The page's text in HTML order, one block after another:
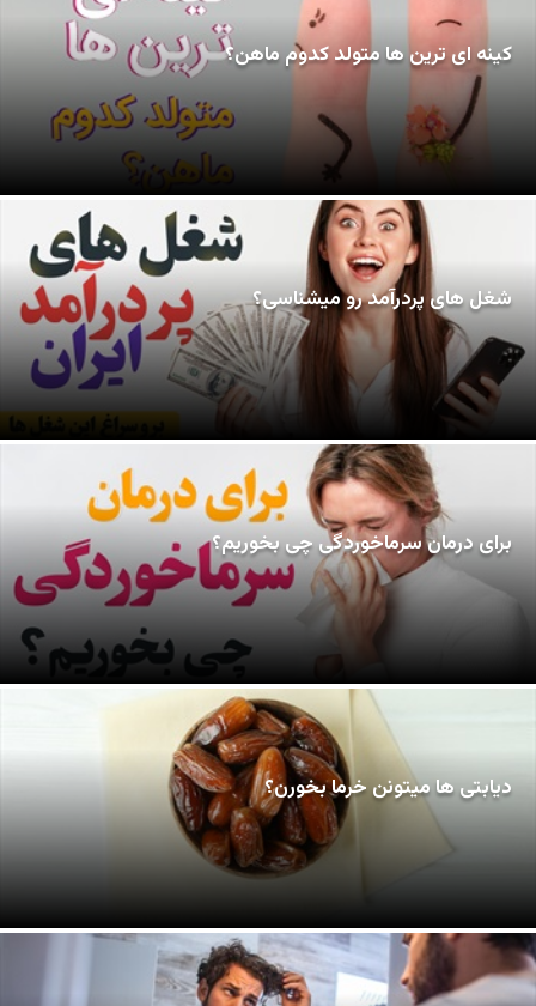
کینه ای ترین ها متولد کدوم ماهن؟
شغل های پردرآمد رو میشناسی؟
برای درمان سرماخوردگی چی بخوریم؟
دیابتی ها میتونن خرما بخورن؟